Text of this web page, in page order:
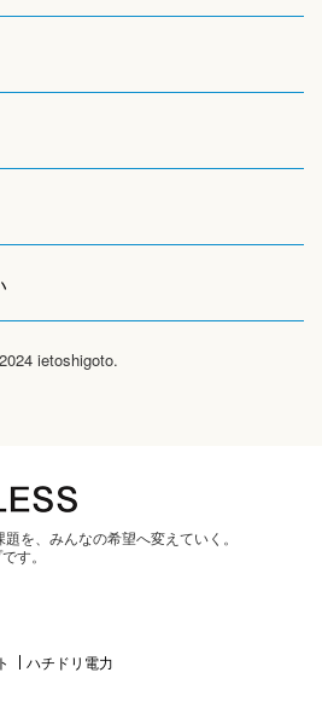
ietoshigoto.
を、みんなの希望へ変えていく。
す。
ハチドリ電力